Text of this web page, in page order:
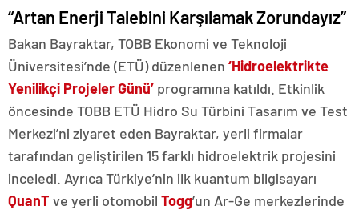
“Artan Enerji Talebini Karşılamak Zorundayız”
Bakan Bayraktar, TOBB Ekonomi ve Teknoloji
Üniversitesi’nde (ETÜ) düzenlenen ‘Hidroelektrikte
Yenilikçi Projeler Günü’ programına katıldı. Etkinlik
öncesinde TOBB ETÜ Hidro Su Türbini Tasarım ve Test
Merkezi’ni ziyaret eden Bayraktar, yerli firmalar
tarafından geliştirilen 15 farklı hidroelektrik projesini
inceledi. Ayrıca Türkiye’nin ilk kuantum bilgisayarı
QuanT ve yerli otomobil Togg’un Ar-Ge merkezlerinde